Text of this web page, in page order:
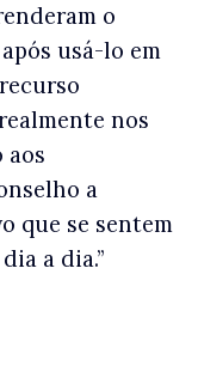
o
usá-lo em
nos
a
que se sentem
a dia.”